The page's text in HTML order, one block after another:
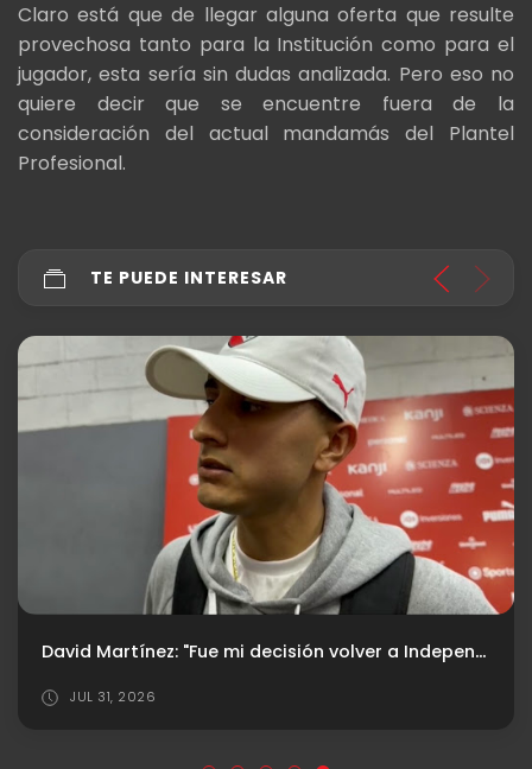
Claro está que de llegar alguna oferta que resulte
provechosa tanto para la Institución como para el
jugador, esta sería sin dudas analizada. Pero eso no
quiere decir que se encuentre fuera de la
consideración del actual mandamás del Plantel
Profesional.
TE PUEDE INTERESAR
David Martínez: "Fue mi decisión volver a Independiente"
JUL 31, 2026